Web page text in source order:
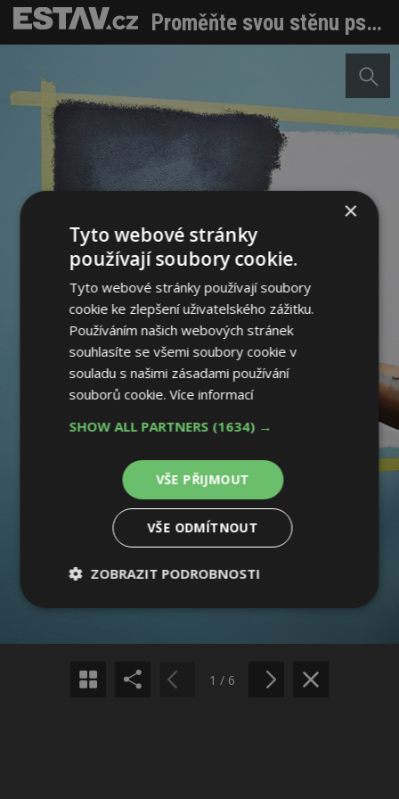
Proměňte svou stěnu psací či magnetickou tabuli aneb kouzla s barvami mnoha odstínů a vlastností
1 / 6
×
Tyto webové stránky
používají soubory cookie.
Tyto webové stránky používají soubory
cookie ke zlepšení uživatelského zážitku.
Používáním našich webových stránek
souhlasíte se všemi soubory cookie v
souladu s našimi zásadami používání
souborů cookie.Více informací
SHOW ALL PARTNERS (1634) →
VŠE PŘIJMOUT
VŠE ODMÍTNOUT
ZOBRAZIT PODROBNOSTI
Nezbytně
soubory
Výkonové
Soubory